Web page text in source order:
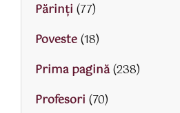
Părinţi (77)
Poveste(18)
Prima pagină(238)
Profesori (70)